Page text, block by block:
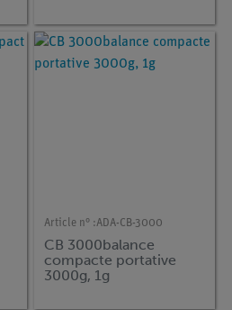
Article n° :ADA-CB-3000
CB 3000balance
compacte portative
3000g, 1g